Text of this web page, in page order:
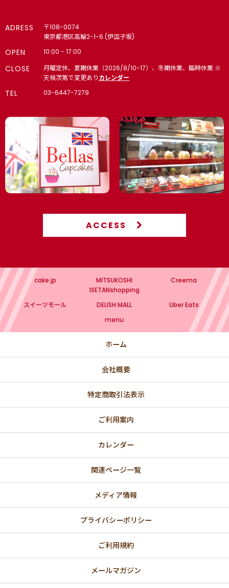
ADRESS
〒108-0074
東京都港区高輪2-1-6 (伊皿子坂)
OPEN 10:00 - 17:00
CLOSE
月曜定休、夏期休業（2026/8/10-17）、冬期休業、臨時休業 ※
天候次第で変更ありカレンダー
TEL 03-6447-7279
ACCESS
cake.jp
MITSUKOSHI
ISETANshopping
Creema
スイーツモール DELISH MALL
Uber Eats
menu
ホーム
会社概要
特定商取引法表示
ご利用案内
カレンダー
関連ページ一覧
メディア情報
プライバシーポリシー
ご利用規約
メールマガジン